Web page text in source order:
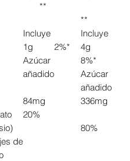
**
**
Incluye
1g 2%*
Azúcar
añadido
Incluye
4g
8%*
Azúcar
añadido
84mg
20%
336mg
80%
de